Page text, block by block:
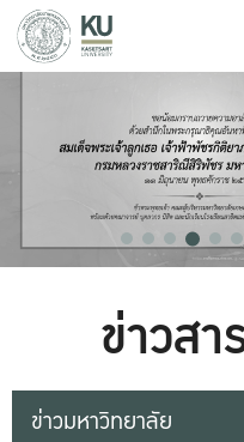
ข่าวส
ข่าวมหาวิทยาลัย